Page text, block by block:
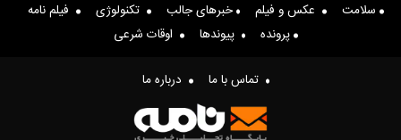
سلامت
عکس و فیلم خبرهای جالب تکنولوژی
فیلم نامه
پرونده
پیوندها اوقات شرعی
تماس با ما درباره ما